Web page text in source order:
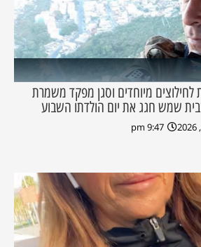
לחילוצים מיוחדים וסגן מפקד משמרת
שמש חגג את יום הולדתו השבוע
9:47 pm